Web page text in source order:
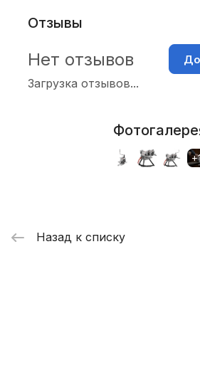
Отзывы
Загрузка отзывов...
Нет отзывов
Назад к списку